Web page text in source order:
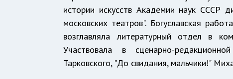
истории искусств Академии наук СССР
московских театров". Богуславская
возглавляла литературный отдел в
Участвовала в сценарно-
Тарковского, "До свидания, мальчики!"